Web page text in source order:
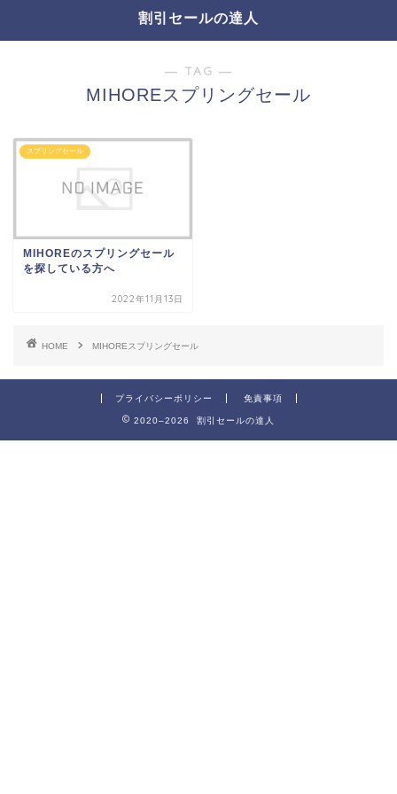
割引セールの達人
― TAG ―
MIHOREスプリングセール
スプリングセール
MIHOREのスプリングセール
を探している方へ
2022年11月13日
HOME MIHOREスプリングセール
プライバシーポリシー 免責事項
2020–2026 割引セールの達人